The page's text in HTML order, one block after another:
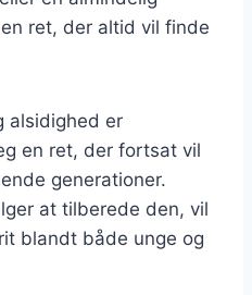
ret, der altid vil finde
alsidighed er
en ret, der fortsat vil
generationer.
at tilberede den, vil
blandt både unge og